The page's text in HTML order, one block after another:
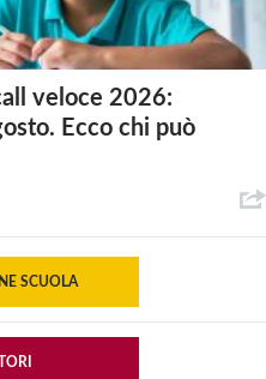
veloce 2026:
Ecco chi può
SCUOLA